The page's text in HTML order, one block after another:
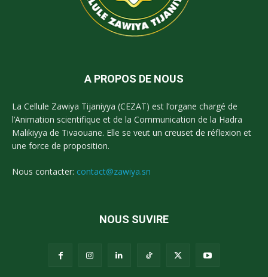
A PROPOS DE NOUS
La Cellule Zawiya Tijaniyya (CEZAT) est l’organe chargé de
l’Animation scientifique et de la Communication de la Hadra
Malikiyya de Tivaouane. Elle se veut un creuset de réflexion et
une force de proposition.
Nous contacter: contact@zawiya.sn
NOUS SUVIRE